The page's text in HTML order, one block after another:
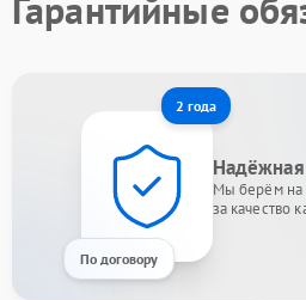
2 года
По договору
Мы берём на
за качество